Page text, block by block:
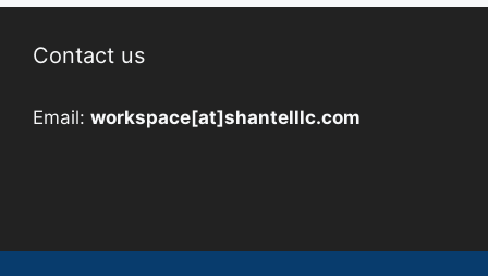
Contact us
Email: workspace[at]shantelllc.com